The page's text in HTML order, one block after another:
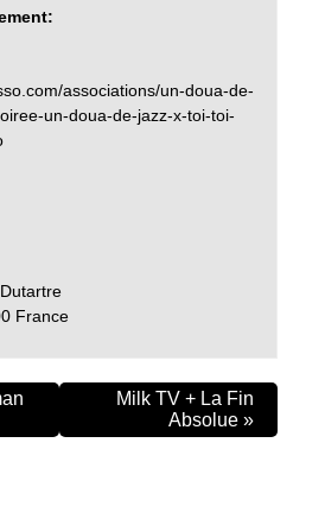
associations/un-doua-de-
un-doua-de-jazz-x-toi-toi-
France
Milk TV + La Fin
Absolue »